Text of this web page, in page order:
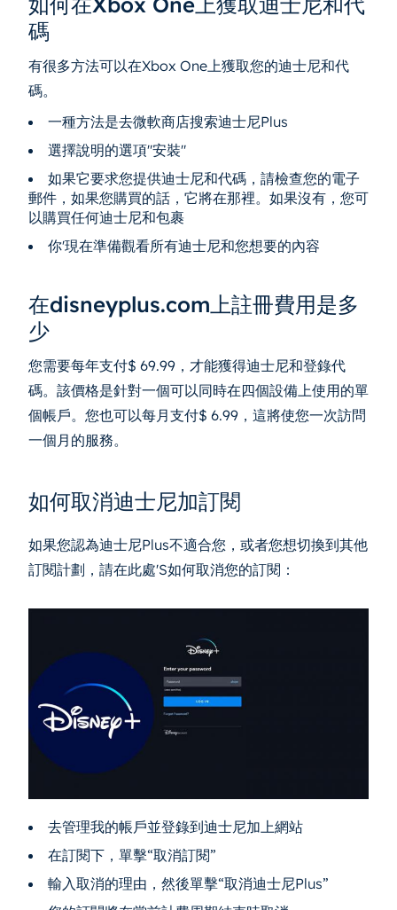
碼
有很多方法可以在Xbox One上獲取您的迪士尼和代
碼。
一種方法是去微軟商店搜索迪士尼Plus
選擇說明的選項"安裝"
如果它要求您提供迪士尼和代碼，請檢查您的電子
郵件，如果您購買的話，它將在那裡。如果沒有，您可
以購買任何迪士尼和包裹
你'現在準備觀看所有迪士尼和您想要的內容
在disneyplus.com上註冊費用是多
少
您需要每年支付$ 69.99，才能獲得迪士尼和登錄代
碼。該價格是針對一個可以同時在四個設備上使用的單
個帳戶。您也可以每月支付$ 6.99，這將使您一次訪問
一個月的服務。
如何取消迪士尼加訂閱
如果您認為迪士尼Plus不適合您，或者您想切換到其他
訂閱計劃，請在此處'S如何取消您的訂閱：
去管理我的帳戶並登錄到迪士尼加上網站
在訂閱下，單擊“取消訂閱”
輸入取消的理由，然後單擊“取消迪士尼Plus”